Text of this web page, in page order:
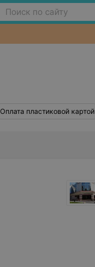
Поиск по сайту
Оплата пластиковой картой